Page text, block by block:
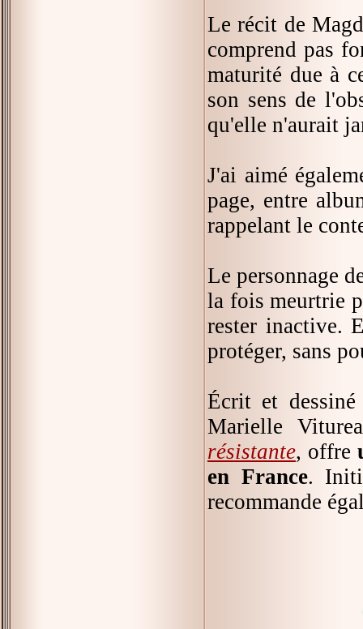
Le récit de
comprend pas
maturité due à
son sens de
qu'elle n'aurait
J'ai aimé
page, entre
rappelant le
Le personnage
la fois meurtrie
rester inactive.
protéger, sans
Écrit et
Marielle
résistante, offre
en France.
recommande